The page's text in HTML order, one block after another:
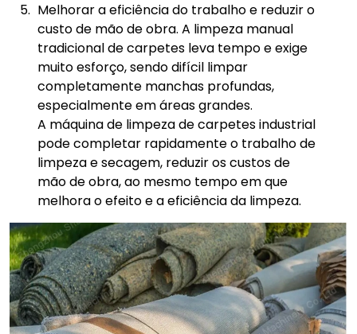
Melhorar a eficiência do trabalho e reduzir o
custo de mão de obra. A limpeza manual
tradicional de carpetes leva tempo e exige
muito esforço, sendo difícil limpar
completamente manchas profundas,
especialmente em áreas grandes.
A máquina de limpeza de carpetes industrial
pode completar rapidamente o trabalho de
limpeza e secagem, reduzir os custos de
mão de obra, ao mesmo tempo em que
melhora o efeito e a eficiência da limpeza.